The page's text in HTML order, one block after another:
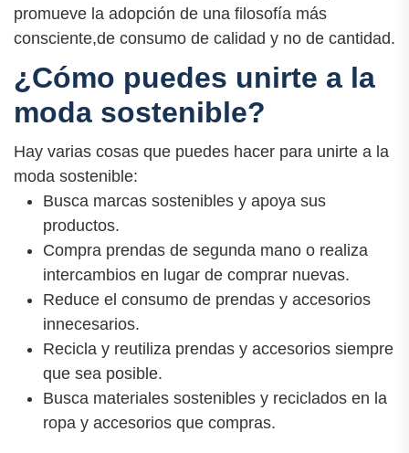
promueve la adopción de una filosofía más
consciente,de consumo de calidad y no de cantidad.
¿Cómo puedes unirte a la
moda sostenible?
Hay varias cosas que puedes hacer para unirte a la
moda sostenible:
Busca marcas sostenibles y apoya sus
productos.
Compra prendas de segunda mano o realiza
intercambios en lugar de comprar nuevas.
Reduce el consumo de prendas y accesorios
innecesarios.
Recicla y reutiliza prendas y accesorios siempre
que sea posible.
Busca materiales sostenibles y reciclados en la
ropa y accesorios que compras.